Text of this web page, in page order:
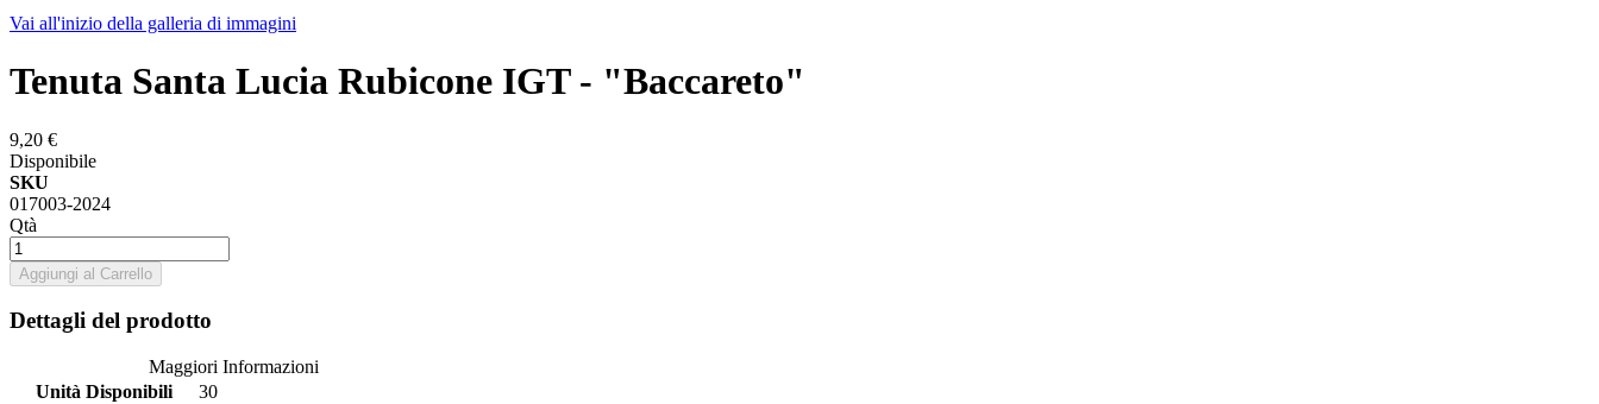
Vai all'inizio della galleria di immagini
Tenuta Santa Lucia Rubicone IGT - "Baccareto"
9,20 €
Disponibile
SKU
017003-2024
Qtà
Aggiungi al Carrello
Dettagli del prodotto
Maggiori Informazioni
Unità Disponibili
30